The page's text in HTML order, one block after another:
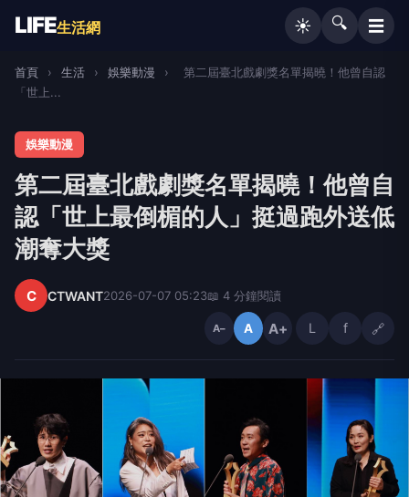
LIFE生活網 ☀️ 🔍 ☰
首頁 › 生活 › 娛樂動漫 ›
第二屆臺北戲劇獎名單揭曉！他曾自認
「世上...
娛樂動漫
第二屆臺北戲劇獎名單揭曉！他曾自
認「世上最倒楣的人」挺過跑外送低
潮奪大獎
C CTWANT2026-07-07 05:23📖 4 分鐘閱讀
A− A A+ L f 🔗